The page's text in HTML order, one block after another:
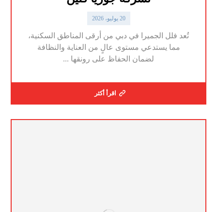
20 يوليو، 2026
تُعد فلل الجميرا في دبي من أرقى المناطق السكنية،
مما يستدعي مستوى عالٍ من العناية والنظافة
لضمان الحفاظ على رونقها ...
اقرأ أكثر